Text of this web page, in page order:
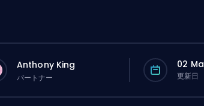
Anthony King
パートナー
02
更新日